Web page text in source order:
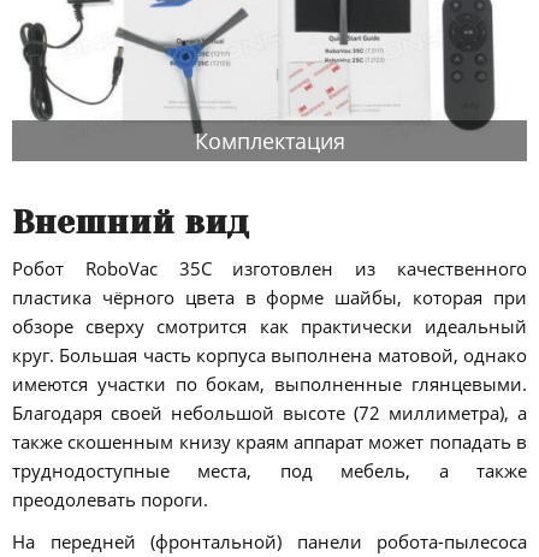
Комплектация
Внешний вид
Робот RoboVac 35C изготовлен из качественного
пластика чёрного цвета в форме шайбы, которая при
обзоре сверху смотрится как практически идеальный
круг. Большая часть корпуса выполнена матовой, однако
имеются участки по бокам, выполненные глянцевыми.
Благодаря своей небольшой высоте (72 миллиметра), а
также скошенным книзу краям аппарат может попадать в
труднодоступные места, под мебель, а также
преодолевать пороги.
На передней (фронтальной) панели робота-пылесоса